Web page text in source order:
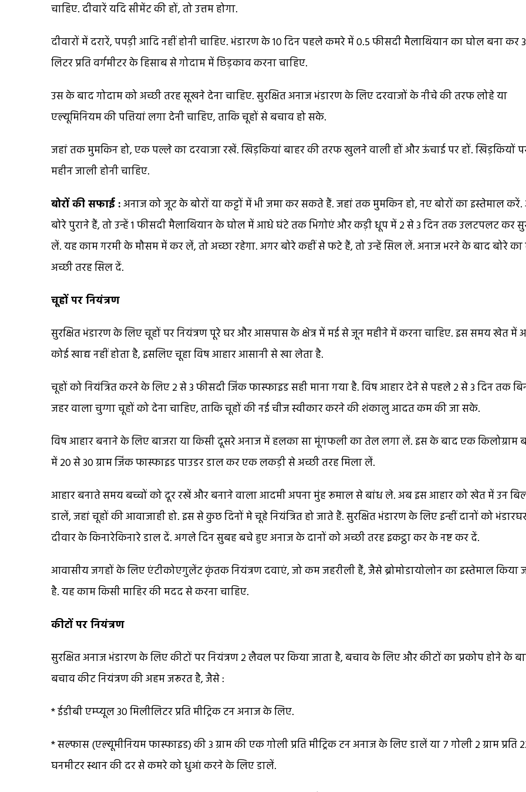
चाहिए. दीवारें यदि सीमेंट की हों, तो उत्तम होगा.
दीवारों में दरारें, पपड़ी आदि नहीं होनी चाहिए. भंडारण के 10 दिन पहले कमरे में 0.5 फीसदी मैलाथियान का घोल बना कर 3
लिटर प्रति वर्गमीटर के हिसाब से गोदाम में छिड़काव करना चाहिए.
उस के बाद गोदाम को अच्छी तरह सूखने देना चाहिए. सुरक्षित अनाज भंडारण के लिए दरवाजों के नीचे की तरफ लोहे या
एल्यूमिनियम की पत्तियां लगा देनी चाहिए, ताकि चूहों से बचाव हो सके.
जहां तक मुमकिन हो, एक पल्ले का दरवाजा रखें. खिड़कियां बाहर की तरफ खुलने वाली हों और ऊंचाई पर हों. खिड़कियों
महीन जाली होनी चाहिए.
बोरों की सफाई :अनाज को जूट के बोरों या कट्टों में भी जमा कर सकते हैं. जहां तक मुमकिन हो, नए बोरों का इस्तेमाल
बोरे पुराने हैं, तो उन्हें 1 फीसदी मैलाथियान के घोल में आधे घंटे तक भिगोएं और कड़ी धूप में 2 से 3 दिन तक उलटपलट कर
लें. यह काम गरमी के मौसम में कर लें, तो अच्छा रहेगा. अगर बोरे कहीं से फटे हैं, तो उन्हें सिल लें. अनाज भरने के बाद बोरे
अच्छी तरह सिल दें.
चूहों पर नियंत्रण
सुरक्षित भंडारण के लिए चूहों पर नियंत्रण पूरे घर और आसपास के क्षेत्र में मई से जून महीने में करना चाहिए. इस समय खेत में
कोई खाद्य नहीं होता है, इसलिए चूहा विष आहार आसानी से खा लेता है.
चूहों को नियंत्रित करने के लिए 2 से 3 फीसदी जिंक फास्फाइड सही माना गया है. विष आहार देने से पहले 2 से 3 दिन तक
जहर वाला चुग्गा चूहों को देना चाहिए, ताकि चूहों की नई चीज स्वीकार करने की शंकालु आदत कम की जा सके.
विष आहार बनाने के लिए बाजरा या किसी दूसरे अनाज में हलका सा मूंगफली का तेल लगा लें. इस के बाद एक किलोग्राम
में 20 से 30 ग्राम जिंक फास्फाइड पाउडर डाल कर एक लकड़ी से अच्छी तरह मिला लें.
आहार बनाते समय बच्चों को दूर रखें और बनाने वाला आदमी अपना मुंह रूमाल से बांध ले. अब इस आहार को खेत में उन
डालें, जहां चूहों की आवाजाही हो. इस से कुछ दिनों मे चूहे नियंत्रित हो जाते हैं. सुरक्षित भंडारण के लिए इन्हीं दानों को
दीवार के किनारेकिनारे डाल दें. अगले दिन सुबह बचे हुए अनाज के दानों को अच्छी तरह इकट्ठा कर के नष्ट कर दें.
आवासीय जगहों के लिए एंटीकोएगुलेंट कृंतक नियंत्रण दवाएं, जो कम जहरीली हैं, जैसे ब्रोमोडायोलोन का इस्तेमाल किया
है. यह काम किसी माहिर की मदद से करना चाहिए.
कीटों पर नियंत्रण
सुरक्षित अनाज भंडारण के लिए कीटों पर नियंत्रण 2 लैवल पर किया जाता है, बचाव के लिए और कीटों का प्रकोप होने के
बचाव कीट नियंत्रण की अहम जरूरत है, जैसे :
* ईडीबी एम्प्यूल 30 मिलीलिटर प्रति मीट्रिक टन अनाज के लिए.
* सल्फास (एल्यूमीनियम फास्फाइड) की 3 ग्राम की एक गोली प्रति मीट्रिक टन अनाज के लिए डालें या 7 गोली 2 ग्राम प्रति
घनमीटर स्थान की दर से कमरे को धुआं करने के लिए डालें.